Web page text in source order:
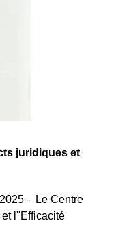
juridiques et
– Le Centre
l''Efficacité